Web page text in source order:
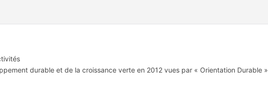
durable et de la croissance verte en 2012 vues par « Orientation Durable »